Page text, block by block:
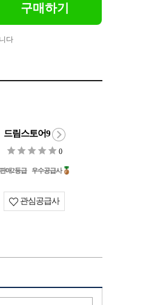
구매하기
다
드림스토어9
0
판매2등급 우수공급사
관심공급사